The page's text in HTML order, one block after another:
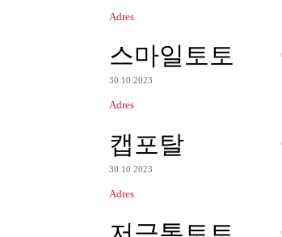
Adres
스마일토토
30.10.2023
Adres
캡포탈
30.10.2023
Adres